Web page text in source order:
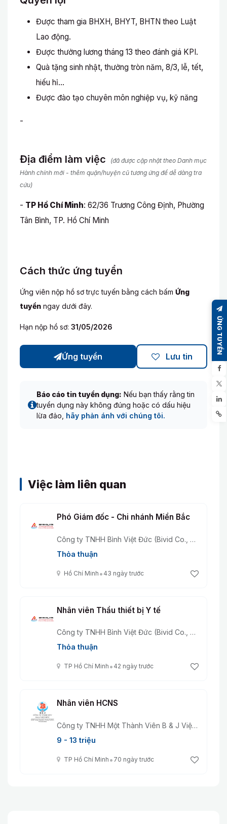
Được tham gia BHXH, BHYT, BHTN theo Luật
Lao động.
Được thưởng lương tháng 13 theo đánh giá KPI.
Quà tặng sinh nhật, thưởng tròn năm, 8/3, lễ, tết,
hiếu hỉ…
Được đào tạo chuyên môn nghiệp vụ, kỹ năng
-
Địa điểm làm việc
(đã được cập nhật theo Danh mục
Hành chính mới - thêm quận/huyện cũ tương ứng để dễ dàng tra
cứu)
- TP Hồ Chí Minh: 62/36 Trương Công Định, Phường
Tân Bình, TP. Hồ Chí Minh
Cách thức ứng tuyển
Ứng viên nộp hồ sơ trực tuyến bằng cách bấm Ứng
tuyển ngay dưới đây.
Hạn nộp hồ sơ: 31/05/2026
Ứng tuyển Lưu tin
Báo cáo tin tuyển dụng: Nếu bạn thấy rằng tin
tuyển dụng này không đúng hoặc có dấu hiệu
lừa đảo, hãy phản ánh với chúng tôi.
Việc làm liên quan
Phó Giám đốc - Chi nhánh Miền Bắc
Công ty TNHH Bình Việt Đức (Bivid Co., Ltd)
Thỏa thuận
Hồ Chí Minh • 43 ngày trước
Nhân viên Thầu thiết bị Y tế
Công ty TNHH Bình Việt Đức (Bivid Co., Ltd)
Thỏa thuận
TP Hồ Chí Minh • 42 ngày trước
Nhân viên HCNS
Công ty TNHH Một Thành Viên B & J Việt Đức
9 - 13 triệu
TP Hồ Chí Minh • 70 ngày trước
ỨNG TUYỂN